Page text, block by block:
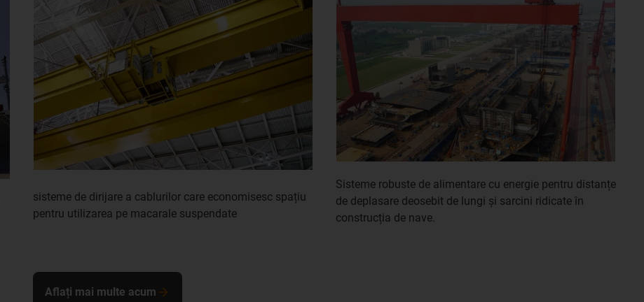
sisteme de dirijare a cablurilor care economisesc spațiu
pentru utilizarea pe macarale suspendate
Sisteme robuste de alimentare cu energie pentru distanțe
de deplasare deosebit de lungi și sarcini ridicate în
construcția de nave.
Aflați mai multe acum